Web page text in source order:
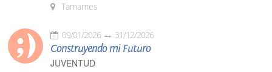
Tamames
09/01/2026 31/12/2026
Construyendo mi Futuro
JUVENTUD